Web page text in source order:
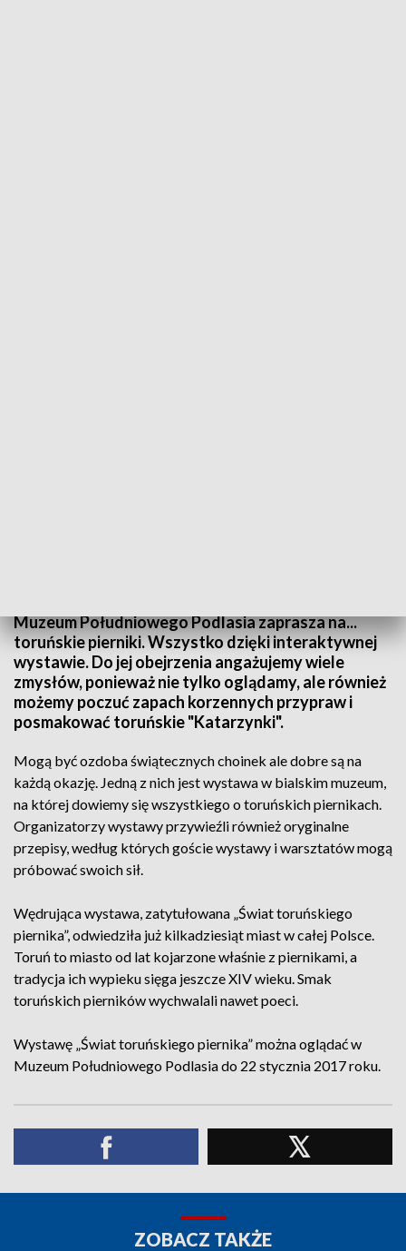
Muzeum Południowego Podlasia zaprasza na...
toruńskie pierniki. Wszystko dzięki interaktywnej
wystawie. Do jej obejrzenia angażujemy wiele
zmysłów, ponieważ nie tylko oglądamy, ale również
możemy poczuć zapach korzennych przypraw i
posmakować toruńskie "Katarzynki".
Mogą być ozdoba świątecznych choinek ale dobre są na
każdą okazję. Jedną z nich jest wystawa w bialskim muzeum,
na której dowiemy się wszystkiego o toruńskich piernikach.
Organizatorzy wystawy przywieźli również oryginalne
przepisy, według których goście wystawy i warsztatów mogą
próbować swoich sił.
Wędrująca wystawa, zatytułowana „Świat toruńskiego
piernika”, odwiedziła już kilkadziesiąt miast w całej Polsce.
Toruń to miasto od lat kojarzone właśnie z piernikami, a
tradycja ich wypieku sięga jeszcze XIV wieku. Smak
toruńskich pierników wychwalali nawet poeci.
Wystawę „Świat toruńskiego piernika” można oglądać w
Muzeum Południowego Podlasia do 22 stycznia 2017 roku.
ZOBACZ TAKŻE